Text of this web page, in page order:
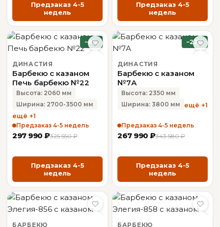
Предзаказ 4-5
недель
Предзаказ 4-5
недель
−8%
ДИНАСТИЯ
Барбекю с казаном
Печь барбекю №22
Высота: 2060 мм
Ширина: 2700-3500 мм
ещё +1
Предзаказ 4-5 недель
297 990 ₽325 550 ₽
Предзаказ 4-5
недель
−22%
ДИНАСТИЯ
Барбекю с казаном
№7А
Высота: 2350 мм
Ширина: 3800 мм
ещё +1
Предзаказ 4-5 недель
267 990 ₽343 580 ₽
Предзаказ 4-5
недель
БАРБЕКЮ БАРБЕКЮ